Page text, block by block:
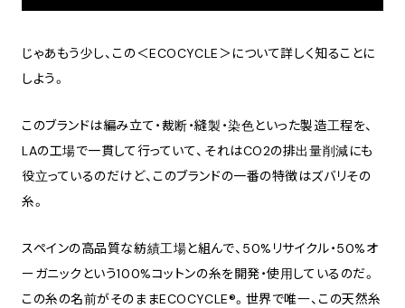
じゃあもう少し、この＜ECOCYCLE＞について詳しく知ることに
しよう。
このブランドは編み立て・裁断・縫製・染色といった製造工程を、
LAの工場で一貫して行っていて、それはCO2の排出量削減にも
役立っているのだけど、このブランドの一番の特徴はズバリその
糸。
スペインの高品質な紡績工場と組んで、50%リサイクル・50%オ
ーガニックという100%コットンの糸を開発・使用しているのだ。
この糸の名前がそのままECOCYCLE®︎。世界で唯一、この天然糸